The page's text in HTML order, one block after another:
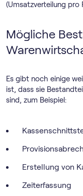
(Umsatzverteilung pro
Mögliche
Es gibt noch einige
ist, dass sie
sind, zum Beispiel:
Erstellung von
Zeiterfassung